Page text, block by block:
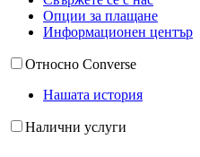
Опции за плащане
Информационен център
Относно Converse
Нашата история
Налични услуги